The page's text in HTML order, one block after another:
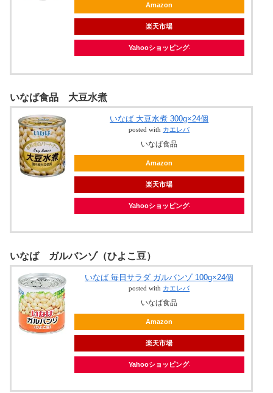
Amazon
楽天市場
Yahooショッピング
いなば食品 大豆水煮
いなば 大豆水煮 300g×24個
posted with カエレバ
いなば食品
Amazon
楽天市場
Yahooショッピング
いなば ガルバンゾ（ひよこ豆）
いなば 毎日サラダ ガルバンゾ 100g×24個
posted with カエレバ
いなば食品
Amazon
楽天市場
Yahooショッピング